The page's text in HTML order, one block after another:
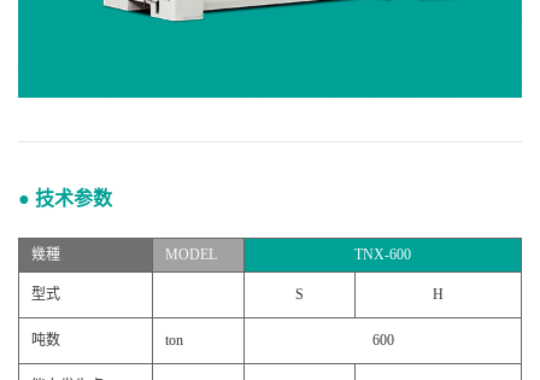
● 技术参数
幾種 MODEL TNX-600
型式 S H
吨数 ton 600